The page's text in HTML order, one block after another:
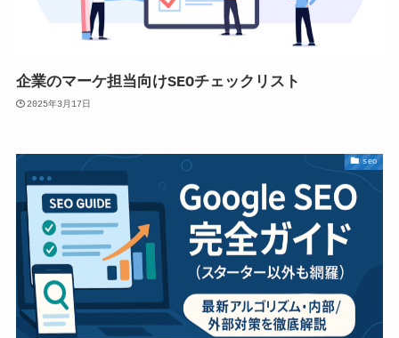
企業のマーケ担当向けSEOチェックリスト
2025年3月17日
seo